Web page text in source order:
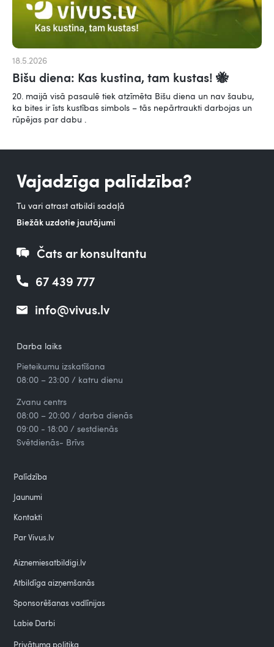
18.5.2026
Bišu diena: Kas kustina, tam kustas! 🐝
20. maijā visā pasaulē tiek atzīmēta Bišu diena un nav šaubu,
ka bites ir īsts kustības simbols – tās nepārtraukti darbojas un
rūpējas par dabu .
Vajadzīga palīdzība?
Tu vari atrast atbildi sadaļā
Biežāk uzdotie jautājumi
Čats ar konsultantu
67 439 777
info@vivus.lv
Darba laiks
Pieteikumu izskatīšana
08:00 – 23:00 / katru dienu
Zvanu centrs
08:00 – 20:00 / darba dienās
09:00 - 18:00 / sestdienās
Svētdienās- Brīvs
Palīdzība
Jaunumi
Kontakti
Par Vivus.lv
Aiznemiesatbildigi.lv
Atbildīga aizņemšanās
Sponsorēšanas vadlīnijas
Labie Darbi
Privātuma politika